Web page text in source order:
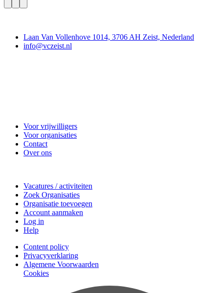
Laan Van Vollenhove 1014, 3706 AH Zeist, Nederland
info@vczeist.nl
Voor vrijwilligers
Voor organisaties
Contact
Over ons
Vacatures / activiteiten
Zoek Organisaties
Organisatie toevoegen
Account aanmaken
Log in
Help
Content policy
Privacyverklaring
Algemene Voorwaarden
Cookies